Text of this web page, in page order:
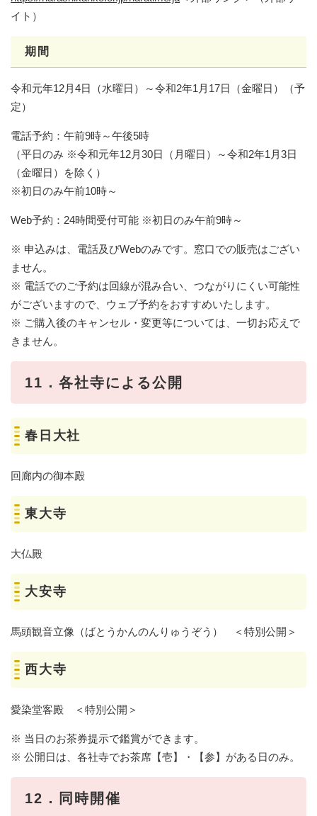
イト）
期間
令和元年12月4日（水曜日）～令和2年1月17日（金曜日）（予
定）
電話予約：午前9時～午後5時
（平日のみ ※令和元年12月30日（月曜日）～令和2年1月3日
（金曜日）を除く）
※初日のみ午前10時～
Web予約：24時間受付可能 ※初日のみ午前9時～
※ 申込みは、電話及びWebのみです。窓口での販売はござい
ません。
※ 電話でのご予約は回線が混み合い、つながりにくい可能性
がございますので、ウェブ予約をおすすめいたします。
※ ご購入後のキャンセル・変更等については、一切お応えで
きません。
11．各社寺による公開
春日大社
回廊内の御本殿
東大寺
大仏殿
大安寺
馬頭観音立像（ばとうかんのんりゅうぞう） ＜特別公開＞
西大寺
愛染堂客殿 ＜特別公開＞
※ 当日のお茶券提示で鑑賞ができます。
※ 公開日は、各社寺でお茶席【壱】・【参】がある日のみ。
12．同時開催